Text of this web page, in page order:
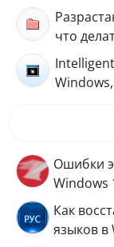
что
Ошибки
Windows
Как
языков в